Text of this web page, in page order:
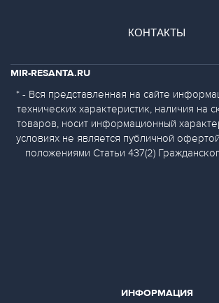
КОНТАКТЫ
ИНФОРМАЦИЯ
MIR-RESANTA.RU
* - Вся представленная на сайте
технических характеристик, наличия на
товаров, носит информационный
условиях не является публичной
положениями Статьи 437(2)